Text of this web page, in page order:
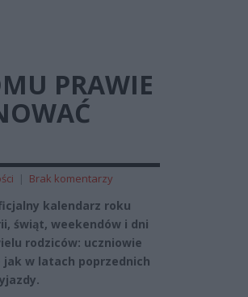
PRAWIE
| Brak komentarzy
kalendarz roku
świąt, weekendów i dni
rodziców: uczniowie
jak w latach poprzednich